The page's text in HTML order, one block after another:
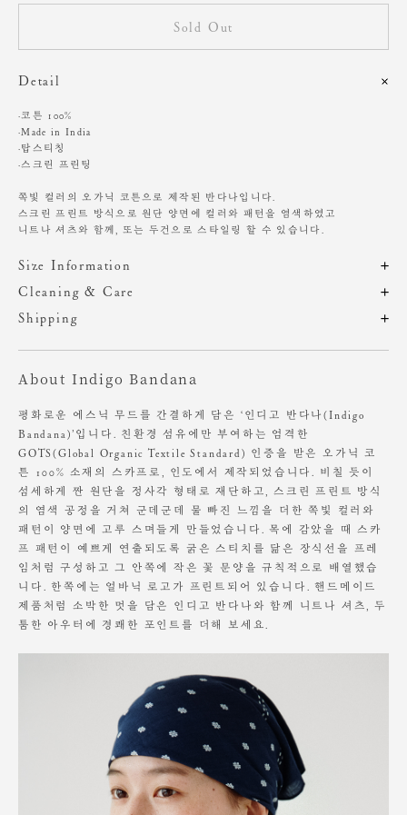
Sold Out
Detail
·코튼 100%
·Made in India
·탑스티칭
·스크린 프린팅
쪽빛 컬러의 오가닉 코튼으로 제작된 반다나입니다.
스크린 프린트 방식으로 원단 양면에 컬러와 패턴을 염색하였고
니트나 셔츠와 함께, 또는 두건으로 스타일링 할 수 있습니다.
Size Information
제품의 일정 수량을 측정한 평균치수로 재는 방법과 위치에 따라 1~3cm
편차가 있을 수 있습니다. (치수단위 : cm)
OS 56
Cleaning & Care
해당 제품은 A/S가 불가하오니, 구매 전 참고 부탁 드립니다.
그늘에서 자연 건조를 권장합니다.
Shipping
About Indigo Bandana
평화로운 에스닉 무드를 간결하게 담은 ‘인디고 반다나(Indigo
Bandana)’입니다. 친환경 섬유에만 부여하는 엄격한
GOTS(Global Organic Textile Standard) 인증을 받은 오가닉 코
튼 100% 소재의 스카프로, 인도에서 제작되었습니다. 비칠 듯이
섬세하게 짠 원단을 정사각 형태로 재단하고, 스크린 프린트 방식
의 염색 공정을 거쳐 군데군데 물 빠진 느낌을 더한 쪽빛 컬러와
패턴이 양면에 고루 스며들게 만들었습니다. 목에 감았을 때 스카
프 패턴이 예쁘게 연출되도록 굵은 스티치를 닮은 장식선을 프레
임처럼 구성하고 그 안쪽에 작은 꽃 문양을 규칙적으로 배열했습
니다. 한쪽에는 얼바닉 로고가 프린트되어 있습니다. 핸드메이드
제품처럼 소박한 멋을 담은 인디고 반다나와 함께 니트나 셔츠, 두
툼한 아우터에 경쾌한 포인트를 더해 보세요.